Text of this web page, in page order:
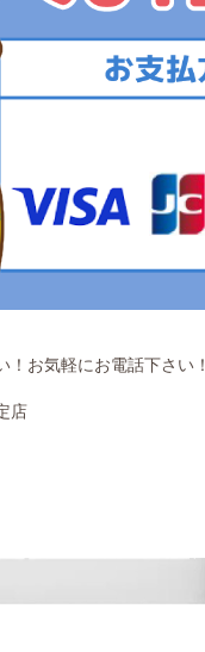
お気軽にお電話下さい！
店